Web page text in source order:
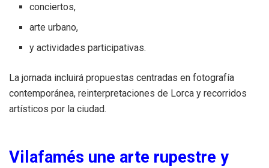
conciertos,
arte urbano,
y actividades participativas.
La jornada incluirá propuestas centradas en fotografía
contemporánea, reinterpretaciones de Lorca y recorridos
artísticos por la ciudad.
Vilafamés une arte rupestre y